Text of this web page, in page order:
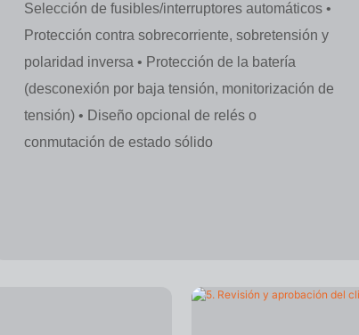
Selección de fusibles/interruptores automáticos •
Protección contra sobrecorriente, sobretensión y
polaridad inversa • Protección de la batería
(desconexión por baja tensión, monitorización de
tensión) • Diseño opcional de relés o
conmutación de estado sólido